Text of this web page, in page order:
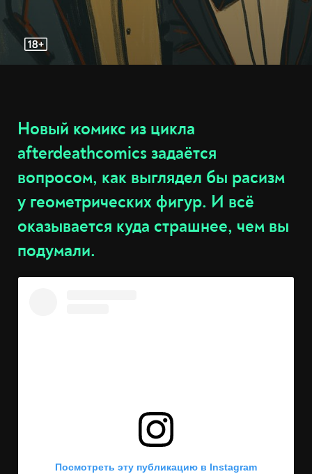
Новый комикс из цикла
afterdeathcomics задаётся
вопросом, как выглядел бы расизм
у геометрических фигур. И всё
оказывается куда страшнее, чем вы
подумали.
Посмотреть эту публикацию в Instagram